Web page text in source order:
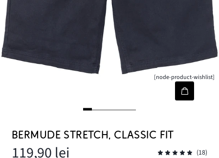
[node-product-wishlist]
BERMUDE STRETCH, CLASSIC FIT
119,90 lei (18)